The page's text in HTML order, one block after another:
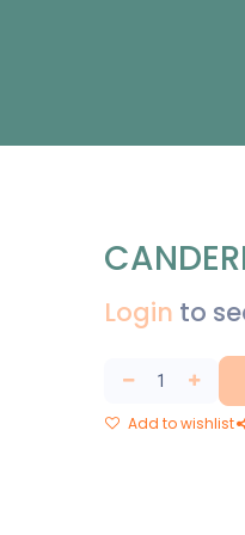
Login to
Add to wishlist